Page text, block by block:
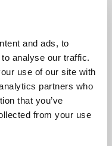
and ads, to
analyse our traffic.
use of our site with
partners who
that you’ve
from your use
jako